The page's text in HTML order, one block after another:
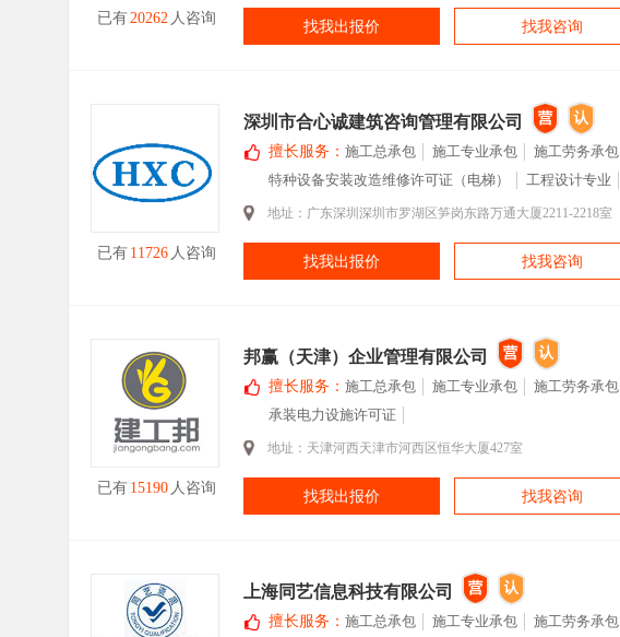
已有20262 人咨询
找我出报价 找我咨询
已有 11726 人咨询
深圳市合心诚建筑咨询管理有限公司
擅长服务： 施工总承包 施工专业承包 施工劳务承包
特种设备安装改造维修许可证（电梯）
工程设计专业
地址：广东深圳深圳市罗湖区笋岗东路万通大厦2211-2218室
找我出报价 找我咨询
已有 15190 人咨询
邦赢（天津）企业管理有限公司
擅长服务： 施工总承包 施工专业承包 施工劳务承包
承装电力设施许可证
地址：天津河西天津市河西区恒华大厦427室
找我出报价 找我咨询
上海同艺信息科技有限公司
擅长服务： 施工总承包 施工专业承包 施工劳务承包